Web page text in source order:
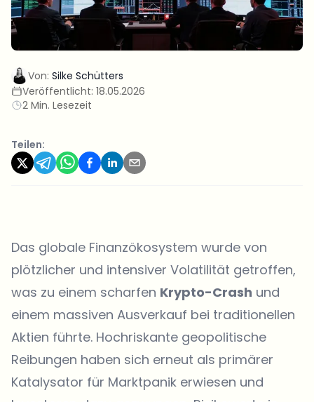
Von: Silke Schütters
Veröffentlicht: 18.05.2026
2 Min. Lesezeit
Teilen:
Das globale Finanzökosystem wurde von
plötzlicher und intensiver Volatilität getroffen,
was zu einem scharfen Krypto-Crash und
einem massiven Ausverkauf bei traditionellen
Aktien führte. Hochriskante geopolitische
Reibungen haben sich erneut als primärer
Katalysator für Marktpanik erwiesen und